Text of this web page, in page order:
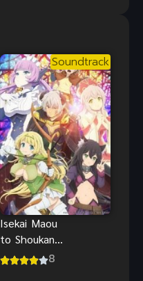
Soundtrack
Isekai Maou
to Shoukan
Shoujo no8